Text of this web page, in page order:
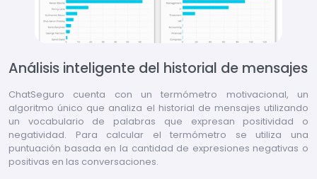
Análisis inteligente del historial de mensajes
ChatSeguro cuenta con un termómetro motivacional, un
algoritmo único que analiza el historial de mensajes utilizando
un vocabulario de palabras que expresan positividad o
negatividad. Para calcular el termómetro se utiliza una
puntuación basada en la cantidad de expresiones negativas o
positivas en las conversaciones.